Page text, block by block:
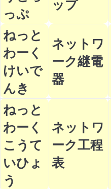
っぷ
ップ
ねっと
わーく
けいで
んき
ネットワ
ーク継電
器
ねっと
わーく
こうて
いひょ
う
ネットワ
ーク工程
表